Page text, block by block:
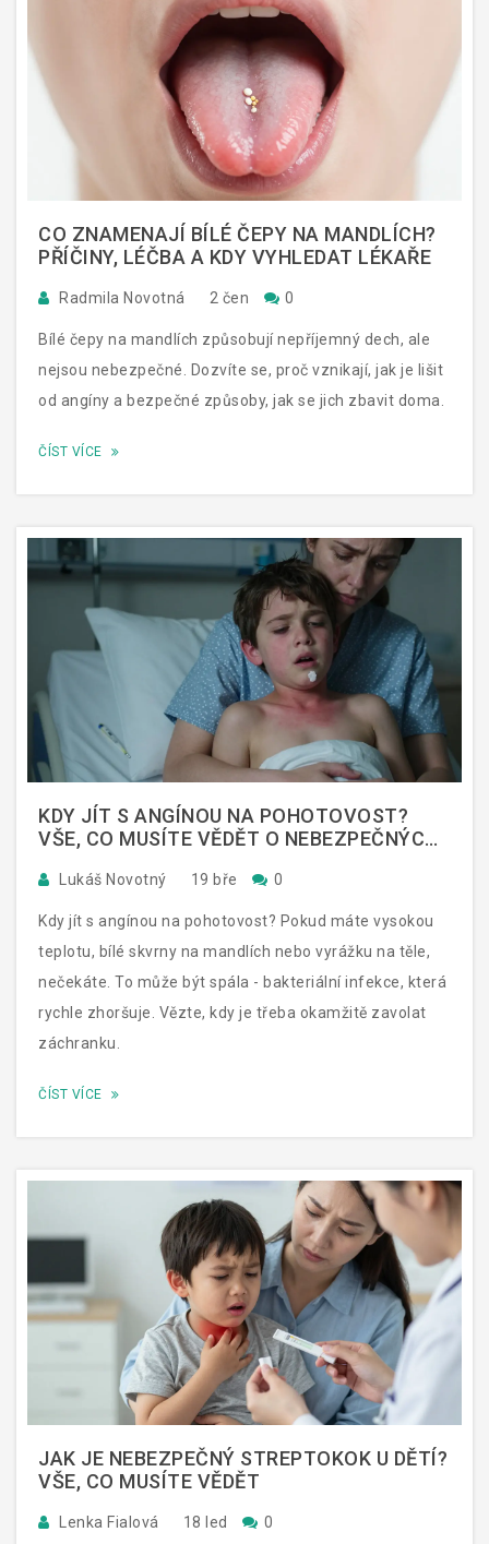
CO ZNAMENAJÍ BÍLÉ ČEPY NA MANDLÍCH?
PŘÍČINY, LÉČBA A KDY VYHLEDAT LÉKAŘE
Radmila Novotná 2 čen 0
Bílé čepy na mandlích způsobují nepříjemný dech, ale
nejsou nebezpečné. Dozvíte se, proč vznikají, jak je lišit
od angíny a bezpečné způsoby, jak se jich zbavit doma.
ČÍST VÍCE
KDY JÍT S ANGÍNOU NA POHOTOVOST?
VŠE, CO MUSÍTE VĚDĚT O NEBEZPEČNÝCH
Lukáš Novotný 19 bře 0
Kdy jít s angínou na pohotovost? Pokud máte vysokou
teplotu, bílé skvrny na mandlích nebo vyrážku na těle,
nečekáte. To může být spála - bakteriální infekce, která
rychle zhoršuje. Vězte, kdy je třeba okamžitě zavolat
záchranku.
ČÍST VÍCE
JAK JE NEBEZPEČNÝ STREPTOKOK U DĚTÍ?
VŠE, CO MUSÍTE VĚDĚT
Lenka Fialová 18 led 0